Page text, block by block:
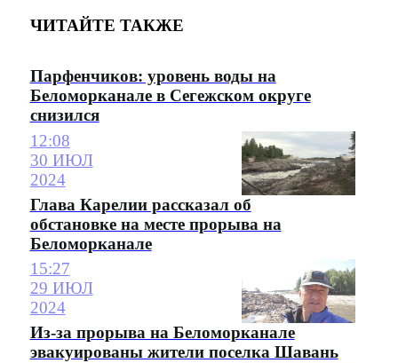
ЧИТАЙТЕ ТАКЖЕ
Парфенчиков: уровень воды на
Беломорканале в Сегежском округе
снизился
12:08
30 ИЮЛ
2024
Глава Карелии рассказал об
обстановке на месте прорыва на
Беломорканале
15:27
29 ИЮЛ
2024
Из-за прорыва на Беломорканале
эвакуированы жители поселка Шавань